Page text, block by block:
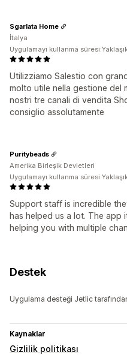
Utilizziamo Salestio con
molto utile nella gestione del
nostri tre canali di vendita
consiglio assolutamente
Sgarlata Home
İtalya
Uygulamayı kullanma
Support staff is incredible
has helped us a lot. The
helping you with multiple
Puritybeads
Amerika Birleşik Devletleri
Uygulamayı kullanma
Destek
Uygulama desteği Jetlic
Kaynaklar
Gizlilik politikası